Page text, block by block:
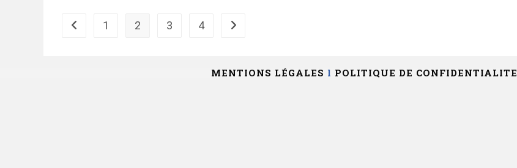
1 2 3 4
MENTIONS LÉGALES l POLITIQUE DE CONFIDENTIALITE